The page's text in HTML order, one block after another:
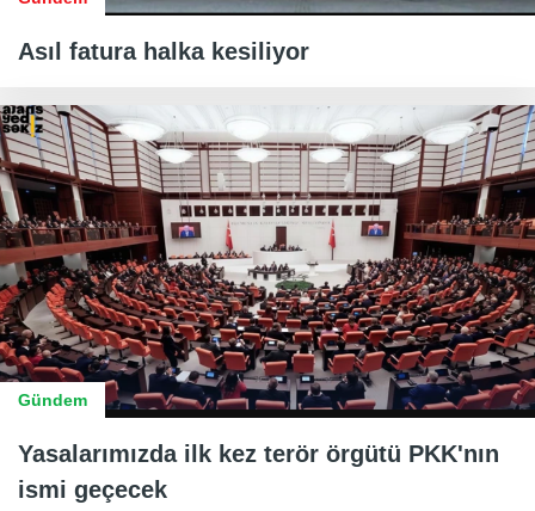
Asıl fatura halka kesiliyor
Gündem
Yasalarımızda ilk kez terör örgütü PKK'nın
ismi geçecek